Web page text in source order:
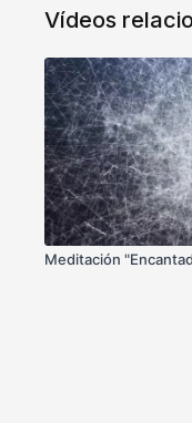
Vídeos
Meditación